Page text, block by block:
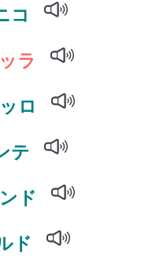
コ
ラ
ロ
テ
ド
ド